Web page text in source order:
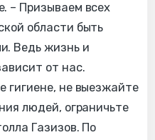
– Призываем всех
области быть
Ведь жизнь и
от нас.
гигиене, не выезжайте
людей, ограничьте
Газизов. По